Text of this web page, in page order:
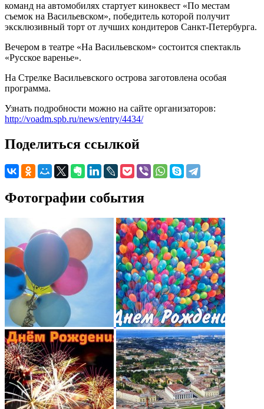
команд на автомобилях стартует киноквест «По местам
съемок на Васильевском», победитель которой получит
эксклюзивный торт от лучших кондитеров Санкт-Петербурга.
Вечером в театре «На Васильевском» состоится спектакль
«Русское варенье».
На Стрелке Васильевского острова заготовлена особая
программа.
Узнать подробности можно на сайте организаторов:
http://voadm.spb.ru/news/entry/4434/
Поделиться ссылкой
Фотографии события